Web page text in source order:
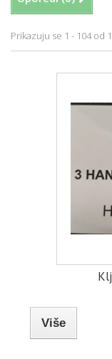
Prikazuju se 1 - 104 od
Više